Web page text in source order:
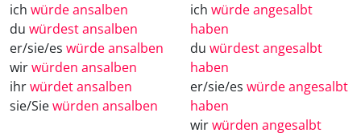
ich würde ansalben
du würdest ansalben
er/sie/es würde ansalben
wirwürden ansalben
ihrwürdet ansalben
sie/Siewürden ansalben
ich würde angesalbt
haben
du würdest angesalbt
haben
er/sie/es würde angesalbt
haben
wirwürden angesalbt